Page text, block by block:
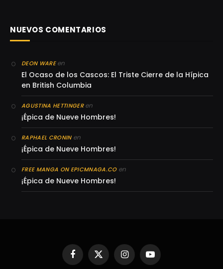
NUEVOS COMENTARIOS
DEON WAREen
El Ocaso de los Cascos: El Triste Cierre de la Hípica
en British Columbia
AGUSTINA HETTINGERen
¡Épica de Nueve Hombres!
RAPHAEL CRONINen
¡Épica de Nueve Hombres!
FREE MANGA ON EPICMNAGA.COen
¡Épica de Nueve Hombres!
Facebook
X
InstagramYouTube